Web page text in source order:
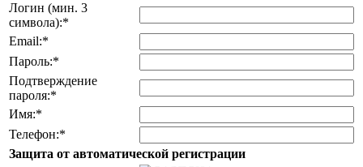
Логин (мин. 3
символа):*
Email:*
Пароль:*
Подтверждение
пароля:*
Имя:*
Телефон:*
Защита от автоматической регистрации